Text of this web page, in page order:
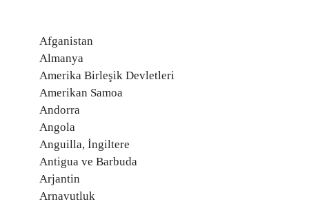
Afganistan
Almanya
Amerika Birleşik Devletleri
Amerikan Samoa
Andorra
Angola
Anguilla, İngiltere
Antigua ve Barbuda
Arjantin
Arnavutluk